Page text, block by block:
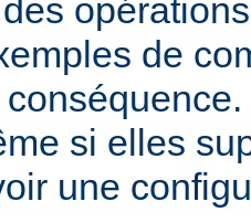
de
si elles
une